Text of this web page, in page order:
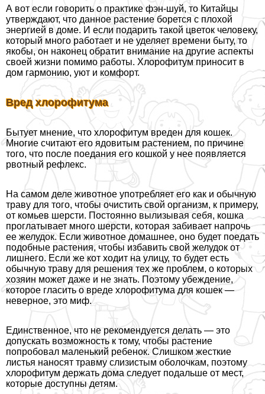
А вот если говорить о пpaктике фэн-шуй, то Китайцы
утверждают, что данное растение борется с плохой
энергией в доме. И если подарить такой цветок человеку,
который много работает и не уделяет времени быту, то
якобы, он наконец обратит внимание на другие аспекты
своей жизни помимо работы. Хлорофитум приносит в
дом гармонию, уют и комфорт.
Вред хлорофитума
Бытует мнение, что хлорофитум вреден для кошек.
Многие считают его ядовитым растением, по причине
того, что после поедания его кошкой у нее появляется
рвотный рефлекс.
На самом деле животное употрeбляет его как и обычную
траву для того, чтобы очистить свой организм, к примеру,
от комьев шерсти. Постоянно вылизывая себя, кошка
проглатывает много шерсти, которая забивает напрочь
ее желудок. Если животное домашнее, оно будет поедать
подобные растения, чтобы избавить свой желудок от
лишнего. Если же кот ходит на улицу, то будет есть
обычную траву для решения тех же проблем, о которых
хозяин может даже и не знать. Поэтому убеждение,
которое гласить о вреде хлорофитума для кошек —
неверное, это миф.
Единственное, что не рекомендуется делать — это
допускать возможность к тому, чтобы растение
попробовал маленький ребенок. Слишком жесткие
листья наносят травму слизистым оболочкам, поэтому
хлорофитум держать дома следует подальше от мест,
которые доступны детям.